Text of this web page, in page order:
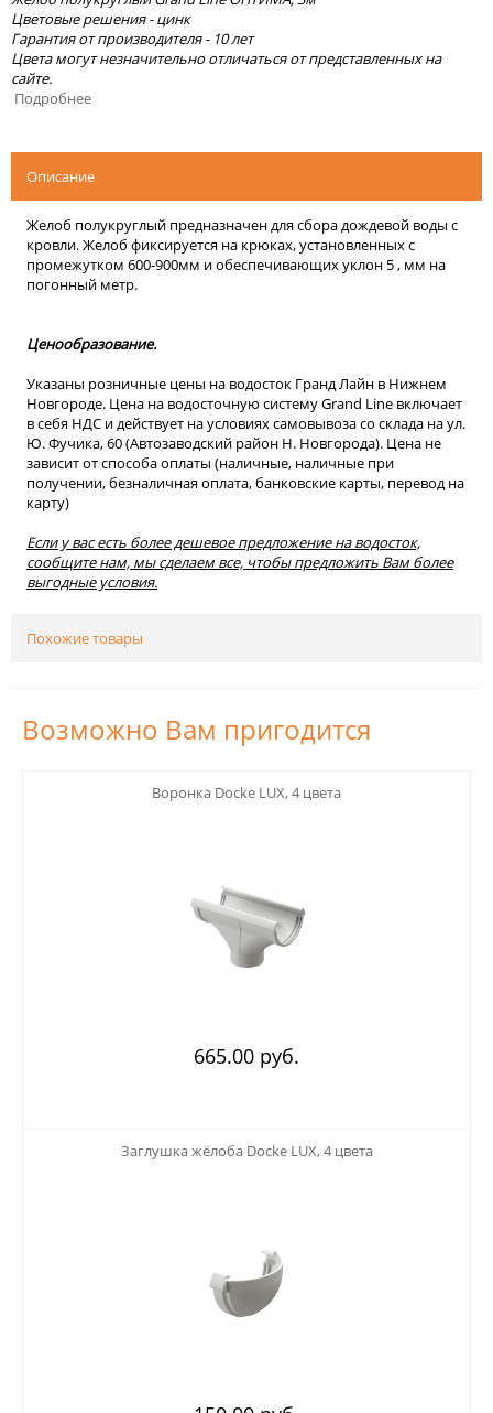
Цветовые решения - цинк
Гарантия от производителя - 10 лет
Цвета могут незначительно отличаться от представленных на
сайте.
Подробнее
Описание
Желоб полукруглый предназначен для сбора дождевой воды с
кровли. Желоб фиксируется на крюках, установленных с
промежутком 600-900мм и обеспечивающих уклон 5 , мм на
погонный метр.
Ценообразование.
Указаны розничные цены на водосток Гранд Лайн в Нижнем
Новгороде. Цена на водосточную систему Grand Line включает
в себя НДС и действует на условиях самовывоза со склада на ул.
Ю. Фучика, 60 (Автозаводский район Н. Новгорода). Цена не
зависит от способа оплаты (наличные, наличные при
получении, безналичная оплата, банковские карты, перевод на
карту)
Если у вас есть более дешевое предложение на водосток,
сообщите нам, мы сделаем все, чтобы предложить Вам более
выгодные условия.
Похожие товары
Возможно Вам пригодится
Воронка Docke LUX, 4 цвета
665.00 руб.
Заглушка жёлоба Docke LUX, 4 цвета